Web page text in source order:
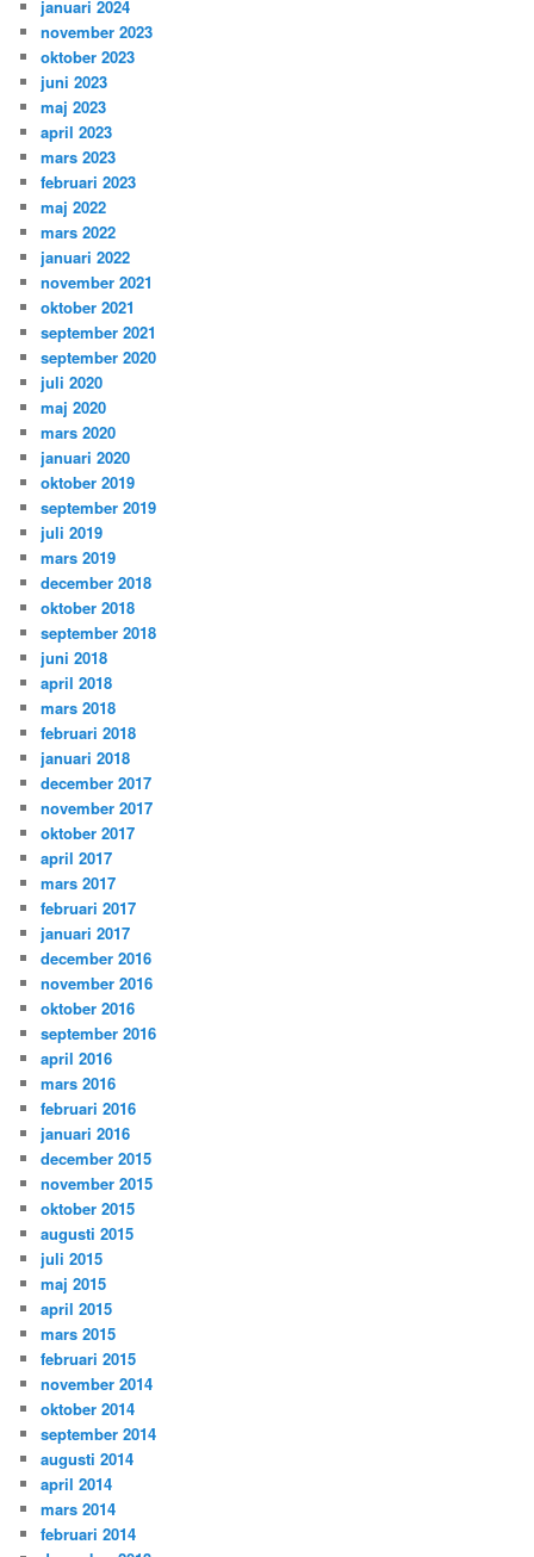
januari 2024
november 2023
oktober 2023
juni 2023
maj 2023
april 2023
mars 2023
februari 2023
maj 2022
mars 2022
januari 2022
november 2021
oktober 2021
september 2021
september 2020
juli 2020
maj 2020
mars 2020
januari 2020
oktober 2019
september 2019
juli 2019
mars 2019
december 2018
oktober 2018
september 2018
juni 2018
april 2018
mars 2018
februari 2018
januari 2018
december 2017
november 2017
oktober 2017
april 2017
mars 2017
februari 2017
januari 2017
december 2016
november 2016
oktober 2016
september 2016
april 2016
mars 2016
februari 2016
januari 2016
december 2015
november 2015
oktober 2015
augusti 2015
juli 2015
maj 2015
april 2015
mars 2015
februari 2015
november 2014
oktober 2014
september 2014
augusti 2014
april 2014
mars 2014
februari 2014